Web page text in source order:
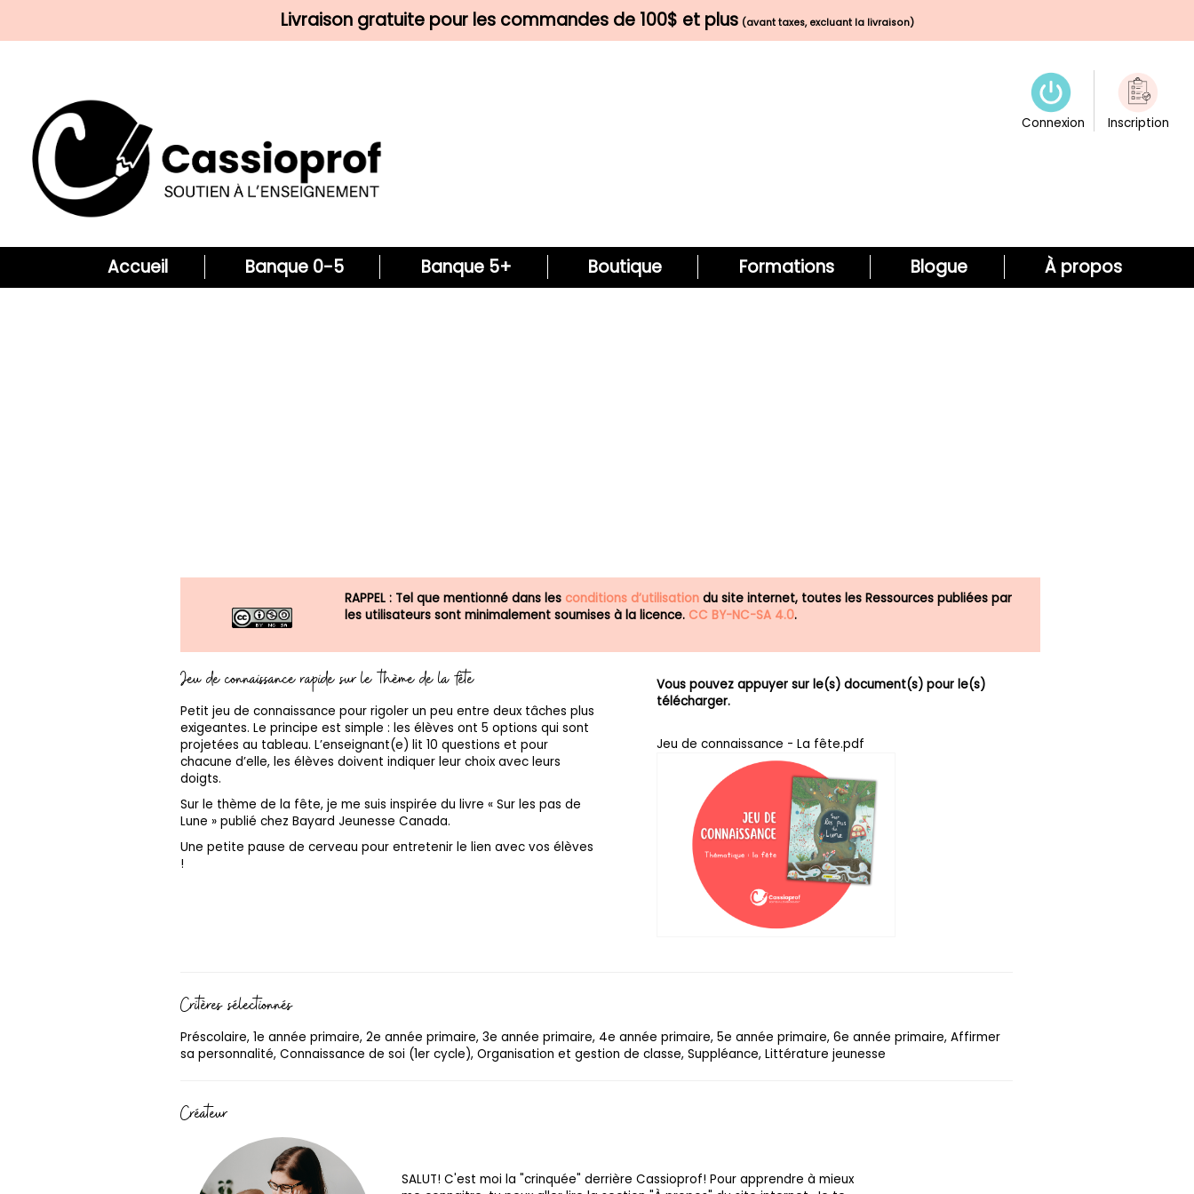
Livraison gratuite pour les commandes de 100$ et plus (avant taxes, excluant la livraison)
Connexion Inscription
Accueil Banque 0-5 Banque 5+ Boutique Formations Blogue À propos
RAPPEL : Tel que mentionné dans les conditions d’utilisation du site internet, toutes les Ressources publiées par
les utilisateurs sont minimalement soumises à la licence. CC BY-NC-SA 4.0.
Jeu de connaissance rapide sur le thème de la fête
Petit jeu de connaissance pour rigoler un peu entre deux tâches plus
exigeantes. Le principe est simple : les élèves ont 5 options qui sont
projetées au tableau. L’enseignant(e) lit 10 questions et pour
chacune d’elle, les élèves doivent indiquer leur choix avec leurs
doigts.
Sur le thème de la fête, je me suis inspirée du livre « Sur les pas de
Lune » publié chez Bayard Jeunesse Canada.
Une petite pause de cerveau pour entretenir le lien avec vos élèves
!
Vous pouvez appuyer sur le(s) document(s) pour le(s)
télécharger.
Jeu de connaissance - La fête.pdf
Critères sélectionnés
Préscolaire, 1e année primaire, 2e année primaire, 3e année primaire, 4e année primaire, 5e année primaire, 6e année primaire, Affirmer
sa personnalité, Connaissance de soi (1er cycle), Organisation et gestion de classe, Suppléance, Littérature jeunesse
Créateur
SALUT! C'est moi la "crinquée" derrière Cassioprof! Pour apprendre à mieux